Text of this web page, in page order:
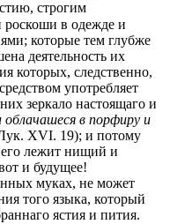
строгим
роскоши в одежде и
которые тем глубже
деятельность их
которых, следственно,
употребляет
зеркало настоящаго и
облачашеся в порфиру и
XVI. 19); и потому
его лежит нищий и
и будущее!
муках, не может
того языка, который
ястия и пития.